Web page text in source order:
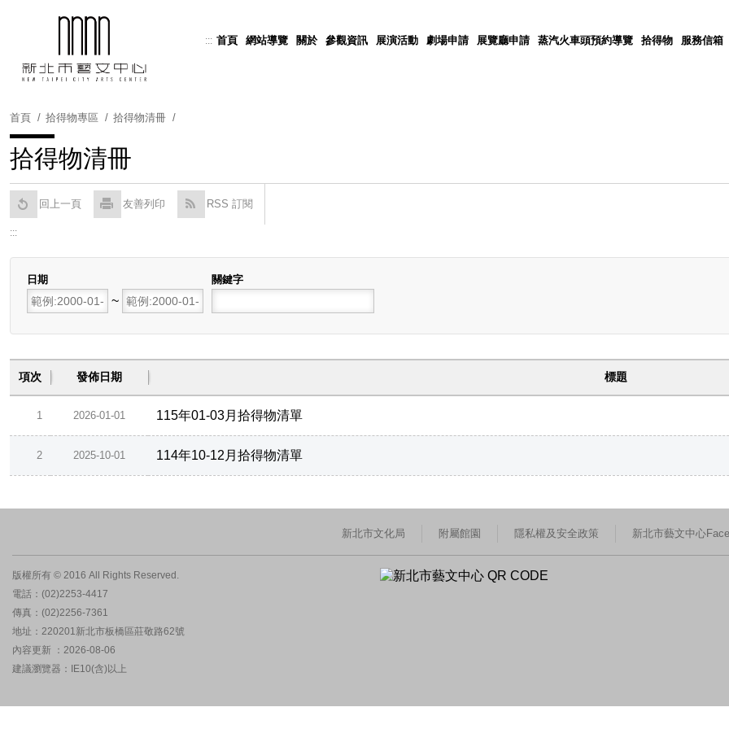
::: 首頁 網站導覽 關於 參觀資訊 展演活動 劇場申請 展覽廳申請 蒸汽火車頭預約導覽 拾得物 服務信箱
Translate
首頁 拾得物專區 拾得物清冊
拾得物清冊
回上一頁 友善列印 RSS 訂閱
:::
日期
開始日期
~
關鍵字
項次 發佈日期 標題
1 2026-01-01 115年01-03月拾得物清單
2 2025-10-01 114年10-12月拾得物清單
新北市文化局 附屬館園 隱私權及安全政策 新北市藝文中心
版權所有 © 2016 All Rights Reserved.
電話：(02)2253-4417
傳真：(02)2256-7361
地址：220201新北市板橋區莊敬路62號
內容更新 ：2026-08-06
建議瀏覽器：IE10(含)以上